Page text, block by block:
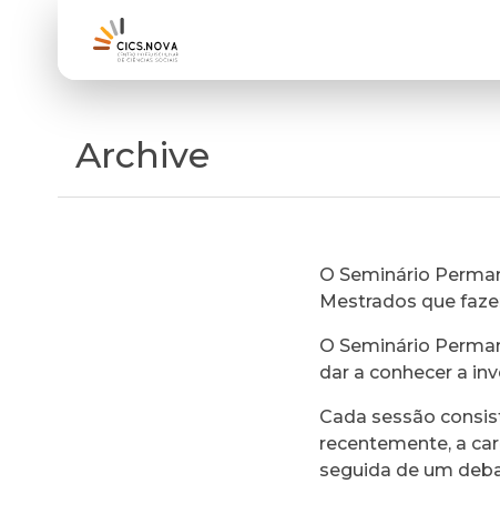
Archive
O Seminário
Mestrados que
O Seminário
dar a conhecer a
Cada sessão
recentemente, a
seguida de um